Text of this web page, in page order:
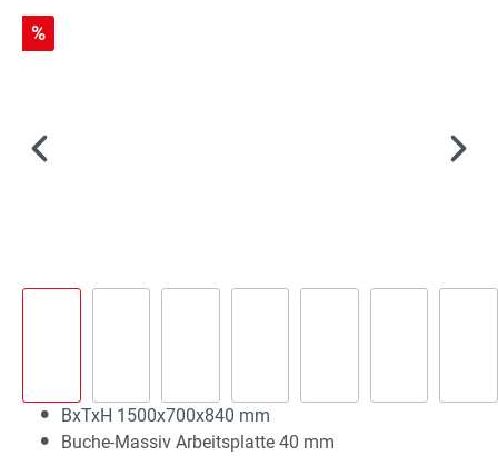
%
BxTxH 1500x700x840 mm
Buche-Massiv Arbeitsplatte 40 mm